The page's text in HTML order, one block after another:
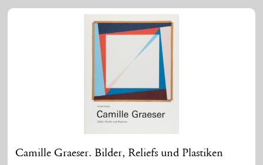
Camille Graeser. Bilder, Reliefs und Plastiken